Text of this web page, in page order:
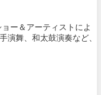
ー＆アーティストによ
演舞、和太鼓演奏など、